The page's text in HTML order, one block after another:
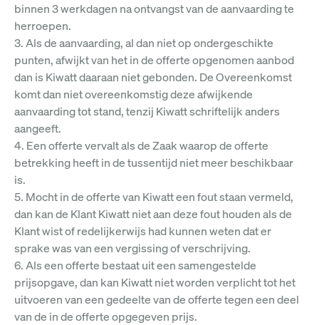
binnen 3 werkdagen na ontvangst van de aanvaarding te
herroepen.
3. Als de aanvaarding, al dan niet op ondergeschikte
punten, afwijkt van het in de offerte opgenomen aanbod
dan is Kiwatt daaraan niet gebonden. De Overeenkomst
komt dan niet overeenkomstig deze afwijkende
aanvaarding tot stand, tenzij Kiwatt schriftelijk anders
aangeeft.
4. Een offerte vervalt als de Zaak waarop de offerte
betrekking heeft in de tussentijd niet meer beschikbaar
is.
5. Mocht in de offerte van Kiwatt een fout staan vermeld,
dan kan de Klant Kiwatt niet aan deze fout houden als de
Klant wist of redelijkerwijs had kunnen weten dat er
sprake was van een vergissing of verschrijving.
6. Als een offerte bestaat uit een samengestelde
prijsopgave, dan kan Kiwatt niet worden verplicht tot het
uitvoeren van een gedeelte van de offerte tegen een deel
van de in de offerte opgegeven prijs.